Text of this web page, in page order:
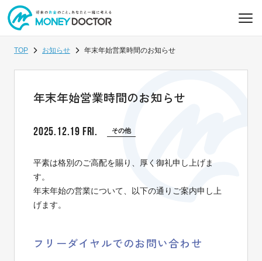
TOP お知らせ 年末年始営業時間のお知らせ
年末年始営業時間のお知らせ
2025.12.19 FRI. その他
平素は格別のご高配を賜り、厚く御礼申し上げま
す。
年末年始の営業について、以下の通りご案内申し上
げます。
フリーダイヤルでのお問い合わせ